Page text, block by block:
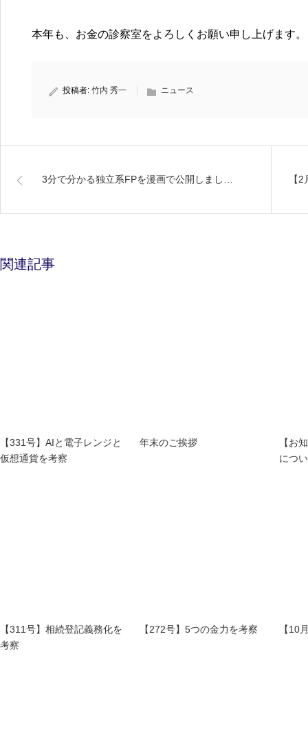
本年も、お金の診察室をよろしくお願い申し上げます。
投稿者: 竹内 秀一 ニュース
3分で分かる独立系FPを漫画で公開しまし… 【
関連記事
【331号】AIと電子レンジと
仮想通貨を考察
年末のご挨拶
【お
につ
【311号】相続登記義務化を
考察
【272号】5つの金力を考察 【10